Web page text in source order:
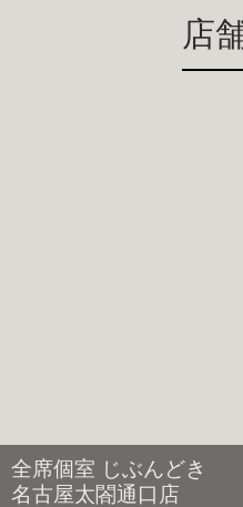
店
全席個室 じぶんどき
名古屋太閤通口店